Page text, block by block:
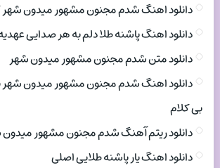
دانلود اهنگ شدم مجنون مشهور میدون
دانلود اهنگ پاشنه طلا دلم به هر صدایی
دانلود متن شدم مجنون مشهور میدون شهر
دانلود اهنگ شدم مجنون مشهور میدون شهر
بی کلام
دانلود ریتم آهنگ شدم مجنون مشهور
دانلود اهنگ یار پاشنه طلایی اصلی